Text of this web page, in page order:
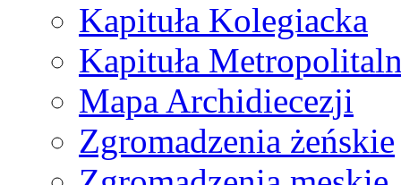
Kapituła Kolegiacka
Kapituła
Mapa Archidiecezji
Zgromadzenia żeńskie